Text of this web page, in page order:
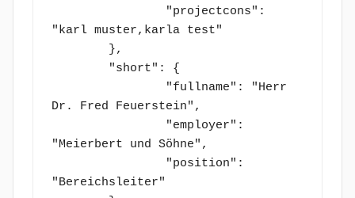
"karl muster,karla test"
Dr. Fred Feuerstein",
"Meierbert und Söhne",
"Bereichsleiter"